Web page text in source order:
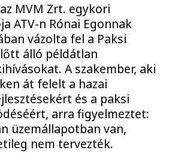
MVM Zrt. egykori
ATV-n Rónai Egonnak
vázolta fel a Paksi
álló példátlan
A szakember, aki
át felelt a hazai
és a paksi
arra figyelmeztet:
üzemállapotban van,
nem tervezték.